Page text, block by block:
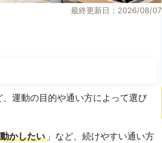
最終更新日：2026/08/07
運動の目的や通い方によって選び
かしたい 」など、続けやすい通い方